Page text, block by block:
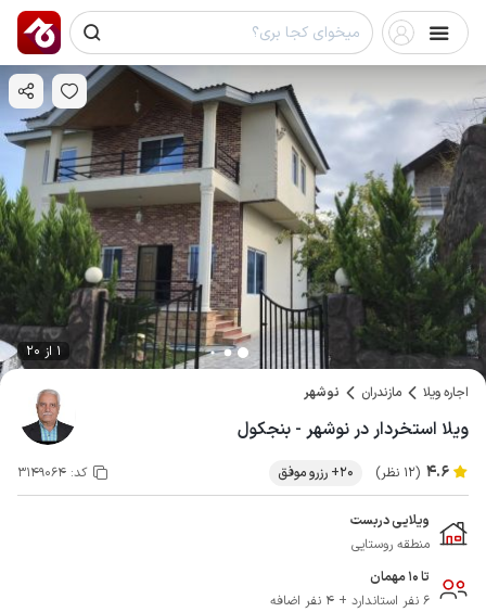
1 از 20
اجاره ویلا مازندران نوشهر
ویلا استخردار در نوشهر - بنجکول
4.6 (12 نظر) 20+ رزرو موفق کد: 3149064
ویلایی دربست
منطقه روستایی
تا 10 مهمان
6 نفر استاندارد + 4 نفر اضافه